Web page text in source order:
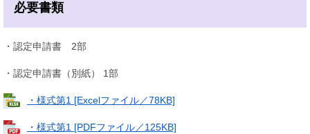
必要書類
・認定申請書 2部
・認定申請書（別紙） 1部
・様式第1 [Excelファイル／78KB]
・様式第1 [PDFファイル／125KB]